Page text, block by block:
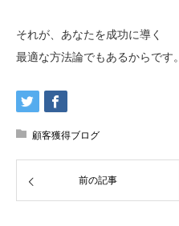
それが、あなたを成功に導く
最適な方法論でもあるからです。
顧客獲得ブログ
前の記事